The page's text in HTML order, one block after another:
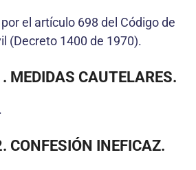
el artículo 698 del Código de
(Decreto 1400 de 1970).
MEDIDAS CAUTELARES.
CONFESIÓN INEFICAZ.